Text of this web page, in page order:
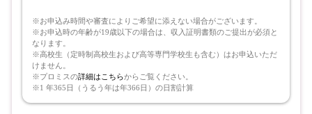
※お申込み時間や審査によりご希望に添えない場合がございます。
※お申込時の年齢が19歳以下の場合は、収入証明書類のご提出が必須と
なります。
※高校生（定時制高校生および高等専門学校生も含む）はお申込いただ
けません。
※プロミスの詳細はこちらからご覧ください。
※1 年365日（うるう年は年366日）の日割計算